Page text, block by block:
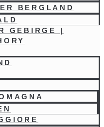
BERGLAND
GEBIRGE |